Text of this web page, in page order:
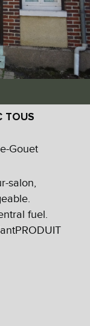
TOUS
Gouet
salon,
fuel.